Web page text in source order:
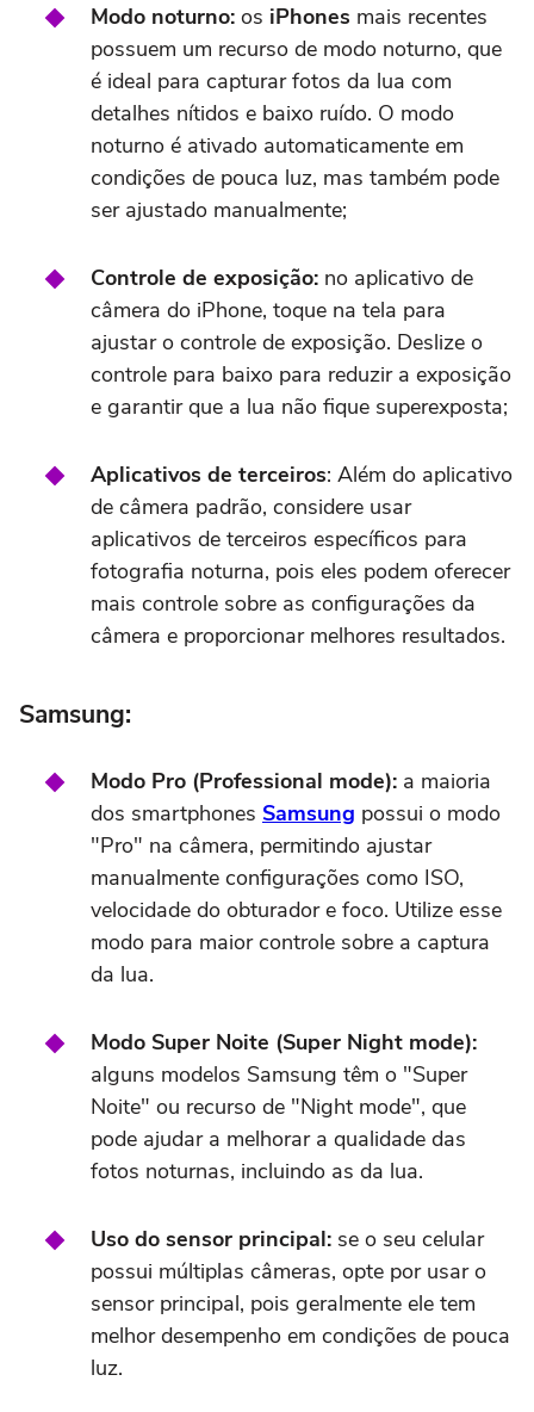
Modo noturno: os iPhones mais recentes
possuem um recurso de modo noturno, que
é ideal para capturar fotos da lua com
detalhes nítidos e baixo ruído. O modo
noturno é ativado automaticamente em
condições de pouca luz, mas também pode
ser ajustado manualmente;
Controle de exposição: no aplicativo de
câmera do iPhone, toque na tela para
ajustar o controle de exposição. Deslize o
controle para baixo para reduzir a exposição
e garantir que a lua não fique superexposta;
Aplicativos de terceiros: Além do aplicativo
de câmera padrão, considere usar
aplicativos de terceiros específicos para
fotografia noturna, pois eles podem oferecer
mais controle sobre as configurações da
câmera e proporcionar melhores resultados.
Samsung:
Modo Pro (Professional mode): a maioria
dos smartphones Samsung possui o modo
"Pro" na câmera, permitindo ajustar
manualmente configurações como ISO,
velocidade do obturador e foco. Utilize esse
modo para maior controle sobre a captura
da lua.
Modo Super Noite (Super Night mode):
alguns modelos Samsung têm o "Super
Noite" ou recurso de "Night mode", que
pode ajudar a melhorar a qualidade das
fotos noturnas, incluindo as da lua.
Uso do sensor principal: se o seu celular
possui múltiplas câmeras, opte por usar o
sensor principal, pois geralmente ele tem
melhor desempenho em condições de pouca
luz.